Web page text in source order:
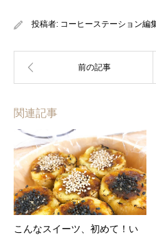
投稿者: コーヒーステーション編
関連記事
こんなスイーツ、初めて！い